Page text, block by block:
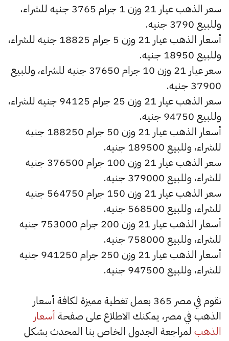
سعر الذهب عيار 21 وزن 1 جرام 3765 جنيه للشراء،
وللبيع 3790 جنيه.
أسعار الذهب عيار 21 وزن 5 جرام 18825 جنيه للشراء،
وللبيع 18950 جنيه.
سعر عيار 21 وزن 10 جرام 37650 جنيه للشراء، وللبيع
37900 جنيه.
سعر الذهب عيار 21 وزن 25 جرام 94125 جنيه للشراء،
وللبيع 94750 جنيه.
أسعار الذهب عيار 21 وزن 50 جرام 188250 جنيه
للشراء، وللبيع 189500 جنيه.
سعر الذهب عيار 21 وزن 100 جرام 376500 جنيه
للشراء، وللبيع 379000 جنيه.
سعر الذهب عيار 21 وزن 150 جرام 564750 جنيه
للشراء، وللبيع 568500 جنيه.
أسعار الذهب عيار 21 وزن 200 جرام 753000 جنيه
للشراء، وللبيع 758000 جنيه.
أسعار الذهب عيار 21 وزن 250 جرام 941250 جنيه
للشراء، وللبيع 947500 جنيه.
نقوم في مصر 365 بعمل تغطية مميزة لكافة أسعار
الذهب في مصر، يمكنك الاطلاع على صفحة أسعار
الذهب لمراجعة الجدول الخاص بنا المحدث بشكل